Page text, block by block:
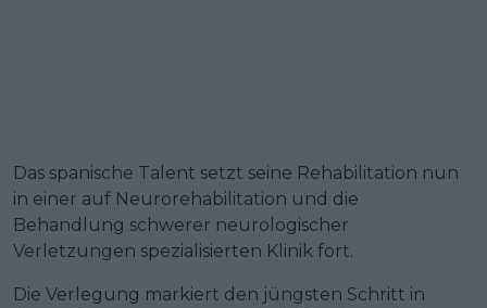
Das spanische Talent setzt seine Rehabilitation nun
in einer auf Neurorehabilitation und die
Behandlung schwerer neurologischer
Verletzungen spezialisierten Klinik fort.
Die Verlegung markiert den jüngsten Schritt in